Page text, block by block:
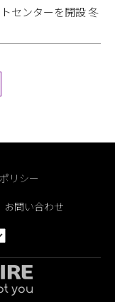
センターを開設 冬
リシー
お問い合わせ